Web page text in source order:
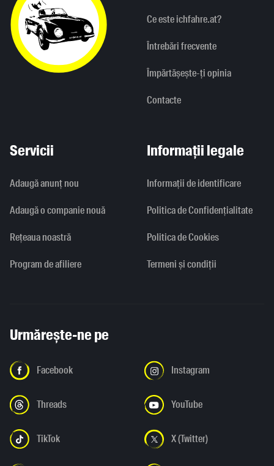
Ce este ichfahre.at?
Întrebări frecvente
Împărtășește-ți opinia
Contacte
Servicii
Adaugă anunț nou
Adaugă o companie nouă
Rețeaua noastră
Program de afiliere
Informații legale
Informaţii de identificare
Politica de Confidențialitate
Politica de Cookies
Termeni și condiții
Urmărește-ne pe
Facebook Instagram
Threads YouTube
TikTok X (Twitter)